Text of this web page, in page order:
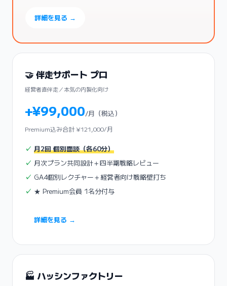
詳細を見る →
🤝 伴走サポート プロ
経営者直伴走／本気の内製化向け
+¥99,000/月（税込）
Premium込み合計 ¥121,000/月
月2回 個別面談（各60分）
月次プラン共同設計＋四半期戦略レビュー
GA4個別レクチャー＋経営者向け戦略壁打ち
★ Premium会員 1名分付与
詳細を見る →
🏭 ハッシンファクトリー